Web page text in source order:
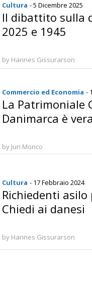
Cultura - 5 Dicembre 2025
Il dibattito sulla
2025 e 1945
by Hannes Gissurarson
Commercio ed Economia -
La Patrimoniale
Danimarca è
by Juri Morico
Cultura - 17 Febbraio 2024
Richiedenti
Chiedi ai danesi
by Hannes Gissurarson